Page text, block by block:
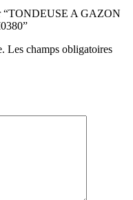
“TONDEUSE A GAZON
Les champs obligatoires